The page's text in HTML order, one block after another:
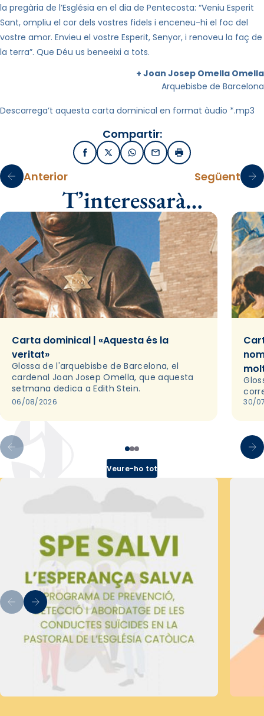
la pregària de l’Església en el dia de Pentecosta: “Veniu Esperit
Sant, ompliu el cor dels vostres fidels i enceneu-hi el foc del
vostre amor. Envieu el vostre Esperit, Senyor, i renoveu la faç de
la terra”. Que Déu us beneeixi a tots.
+ Joan Josep Omella Omella
Arquebisbe de Barcelona
Descarrega’t aquesta carta dominical en format àudio *.mp3
Compartir:
FacebookX / TwitterWhatsApp
EmailImprimir
Anterior Següent
T’interessarà…
Carta dominical | «Aquesta és la
veritat»
Glossa de l'arquebisbe de Barcelona, el
cardenal Joan Josep Omella, que aquesta
setmana dedica a Edith Stein.
06/08/2026 30/
Veure-ho tot